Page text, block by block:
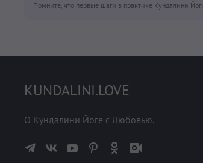
Помните, что первые шаги в практике Кундалини
KUNDALINI.LOVE
О Кундалини Йоге с Любовью.